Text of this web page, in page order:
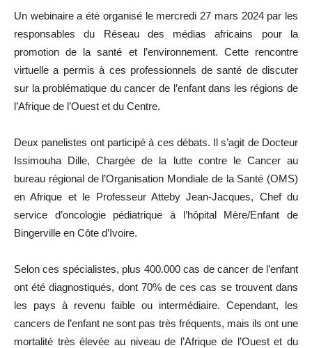
Un webinaire a été organisé le mercredi 27 mars 2024 par les
responsables du Réseau des médias africains pour la
promotion de la santé et l’environnement. Cette rencontre
virtuelle a permis à ces professionnels de santé de discuter
sur la problématique du cancer de l’enfant dans les régions de
l’Afrique de l’Ouest et du Centre.
Deux panelistes ont participé à ces débats. Il s’agit de Docteur
Issimouha Dille, Chargée de la lutte contre le Cancer au
bureau régional de l’Organisation Mondiale de la Santé (OMS)
en Afrique et le Professeur Atteby Jean-Jacques, Chef du
service d’oncologie pédiatrique à l’hôpital Mère/Enfant de
Bingerville en Côte d’Ivoire.
Selon ces spécialistes, plus 400.000 cas de cancer de l’enfant
ont été diagnostiqués, dont 70% de ces cas se trouvent dans
les pays à revenu faible ou intermédiaire. Cependant, les
cancers de l’enfant ne sont pas très fréquents, mais ils ont une
mortalité très élevée au niveau de l’Afrique de l’Ouest et du